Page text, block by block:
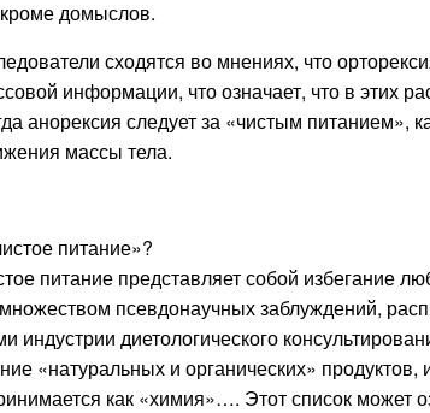
домыслов.
сходятся во мнениях, что
информации, что означает, что в этих
анорексия следует за «чистым питанием»,
массы тела.
питание»?
питание представляет собой избегание
множеством псевдонаучных заблуждений,
индустрии диетологического
«натуральных и органических»
как «химия»…. Этот список может